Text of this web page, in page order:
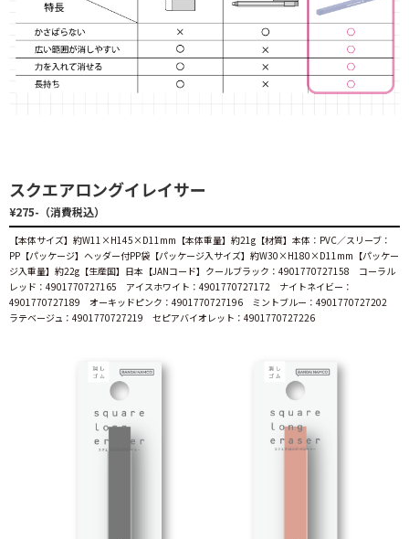
スクエアロングイレイサー
¥275-（消費税込）
【本体サイズ】約W11×H145×D11mm【本体重量】約21g【材質】本体：PVC／スリーブ：
PP【パッケージ】ヘッダー付PP袋【パッケージ入サイズ】約W30×H180×D11mm【パッケー
ジ入重量】約22g【生産国】日本【JANコード】クールブラック：4901770727158 コーラル
レッド：4901770727165 アイスホワイト：4901770727172 ナイトネイビー：
4901770727189 オーキッドピンク：4901770727196 ミントブルー：4901770727202
ラテベージュ：4901770727219 セピアバイオレット：4901770727226